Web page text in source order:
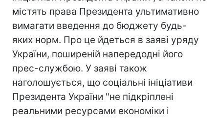
містять права Президента ультимативно
вимагати введення до бюджету будь-
яких норм. Про це йдеться в заяві уряду
України, поширеній напередодні його
прес-службою. У заяві також
наголошується, що соціальні ініціативи
Президента України "не підкріплені
реальними ресурсами економіки і